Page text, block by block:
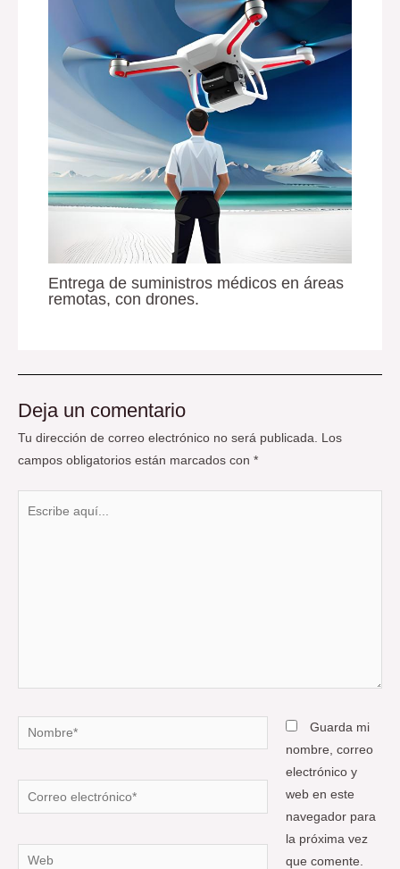
Entrega de suministros médicos en áreas
remotas, con drones.
Deja un comentario
Tu dirección de correo electrónico no será publicada. Los
campos obligatorios están marcados con *
Nombre*
Correo
electrónico*
Web
Guarda mi
nombre, correo
electrónico y
web en este
navegador para
la próxima vez
que comente.